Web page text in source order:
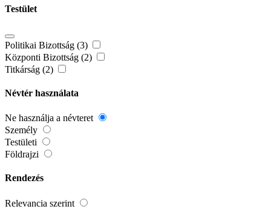
Testület
Politikai Bizottság (3)
Központi Bizottság (2)
Titkárság (2)
Névtér használata
Ne használja a névteret
Személy
Testületi
Földrajzi
Rendezés
Relevancia szerint